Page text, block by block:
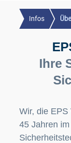
Infos
Ihre
Wir, die EPS
45 Jahren